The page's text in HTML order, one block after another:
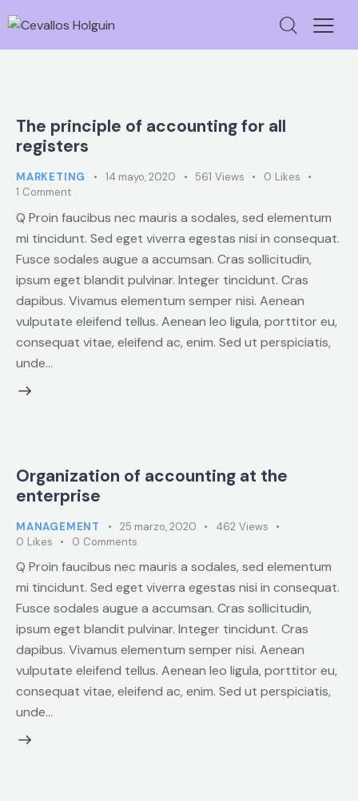
The principle of accounting for all
registers
MARKETING 14 mayo, 2020 561 Views 0 Likes
1 Comment
Q Proin faucibus nec mauris a sodales, sed elementum
mi tincidunt. Sed eget viverra egestas nisi in consequat.
Fusce sodales augue a accumsan. Cras sollicitudin,
ipsum eget blandit pulvinar. Integer tincidunt. Cras
dapibus. Vivamus elementum semper nisi. Aenean
vulputate eleifend tellus. Aenean leo ligula, porttitor eu,
consequat vitae, eleifend ac, enim. Sed ut perspiciatis,
unde…
Organization of accounting at the
enterprise
MANAGEMENT 25 marzo, 2020 462 Views
0 Likes 0 Comments
Q Proin faucibus nec mauris a sodales, sed elementum
mi tincidunt. Sed eget viverra egestas nisi in consequat.
Fusce sodales augue a accumsan. Cras sollicitudin,
ipsum eget blandit pulvinar. Integer tincidunt. Cras
dapibus. Vivamus elementum semper nisi. Aenean
vulputate eleifend tellus. Aenean leo ligula, porttitor eu,
consequat vitae, eleifend ac, enim. Sed ut perspiciatis,
unde…